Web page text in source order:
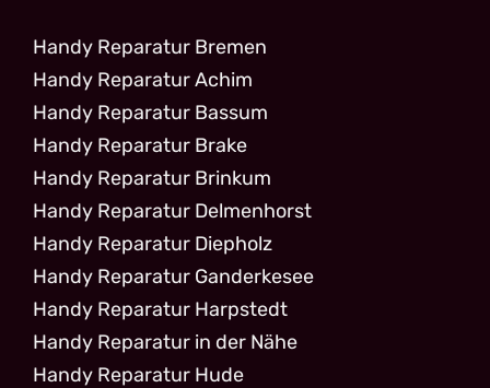
Handy Reparatur Bremen
Handy Reparatur Achim
Handy Reparatur Bassum
Handy Reparatur Brake
Handy Reparatur Brinkum
Handy Reparatur Delmenhorst
Handy Reparatur Diepholz
Handy Reparatur Ganderkesee
Handy Reparatur Harpstedt
Handy Reparatur in der Nähe
Handy Reparatur Hude